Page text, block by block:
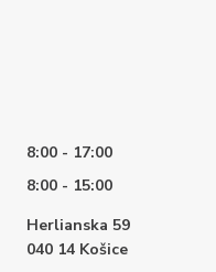
8:00 - 17:00
8:00 - 15:00
Herlianska 59
040 14 Košice